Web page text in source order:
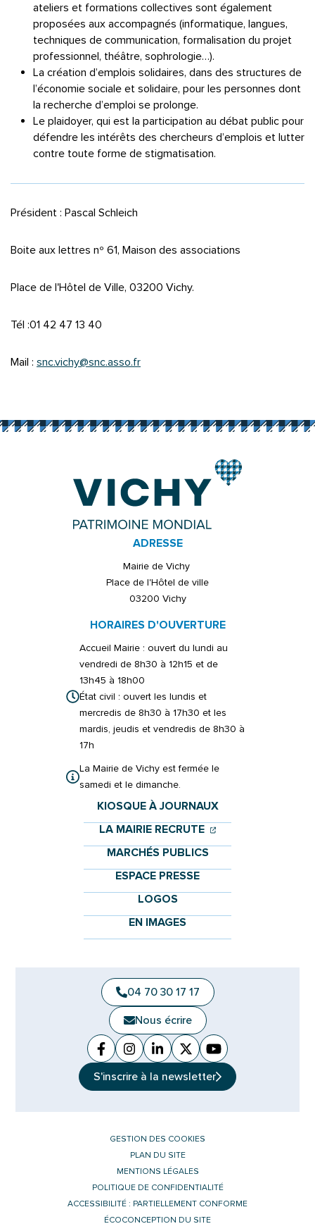
ateliers et formations collectives sont également
proposées aux accompagnés (informatique, langues,
techniques de communication, formalisation du projet
professionnel, théâtre, sophrologie…).
La création d’emplois solidaires, dans des structures de
l’économie sociale et solidaire, pour les personnes dont
la recherche d’emploi se prolonge.
Le plaidoyer, qui est la participation au débat public pour
défendre les intérêts des chercheurs d’emplois et lutter
contre toute forme de stigmatisation.
Président : Pascal Schleich
Boite aux lettres nº 61, Maison des associations
Place de l'Hôtel de Ville, 03200 Vichy.
Tél :01 42 47 13 40
Mail : snc.vichy@snc.asso.fr
ADRESSE
Mairie de Vichy
Place de l'Hôtel de ville
03200 Vichy
HORAIRES D'OUVERTURE
Accueil Mairie : ouvert du lundi au
vendredi de 8h30 à 12h15 et de
13h45 à 18h00
État civil : ouvert les lundis et
mercredis de 8h30 à 17h30 et les
mardis, jeudis et vendredis de 8h30 à
17h
La Mairie de Vichy est fermée le
samedi et le dimanche.
KIOSQUE À JOURNAUX
LA MAIRIE RECRUTE (OUVERTURE
(OUVERTURE
MARCHÉS PUBLICS
ESPACE PRESSE
LOGOS
EN IMAGES
04 70 30 17 17
Nous écrire
Facebook
(ouverture dans un nouvel onglet)
Instagram
(ouverture dans un nouvel
Linkedin
(ouverture dans un nouvel
X (Twitter)
(ouverture dans un
YouTube
(ouverture dans
S'inscrire à la newsletter
GESTION DES COOKIES
PLAN DU SITE
MENTIONS LÉGALES
POLITIQUE DE CONFIDENTIALITÉ
ACCESSIBILITÉ : PARTIELLEMENT CONFORME
ÉCOCONCEPTION DU SITE